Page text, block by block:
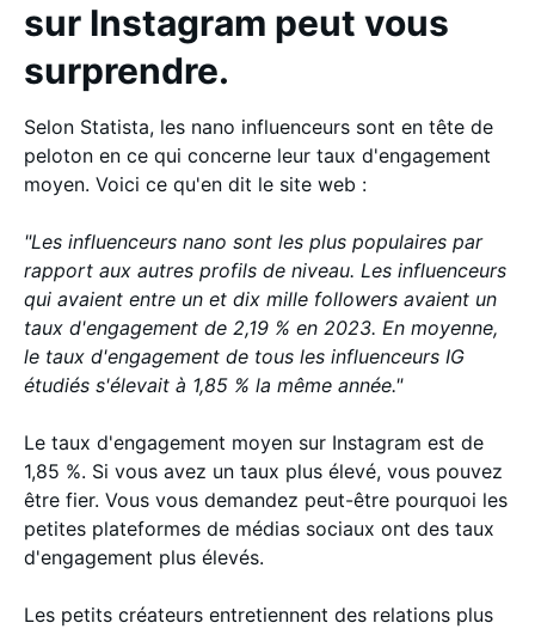
sur Instagram peut vous
surprendre.
Selon Statista, les nano influenceurs sont en tête de
peloton en ce qui concerne leur taux d'engagement
moyen. Voici ce qu'en dit le site web :
"Les influenceurs nano sont les plus populaires par
rapport aux autres profils de niveau. Les influenceurs
qui avaient entre un et dix mille followers avaient un
taux d'engagement de 2,19 % en 2023. En moyenne,
le taux d'engagement de tous les influenceurs IG
étudiés s'élevait à 1,85 % la même année."
Le taux d'engagement moyen sur Instagram est de
1,85 %. Si vous avez un taux plus élevé, vous pouvez
être fier. Vous vous demandez peut-être pourquoi les
petites plateformes de médias sociaux ont des taux
d'engagement plus élevés.
Les petits créateurs entretiennent des relations plus